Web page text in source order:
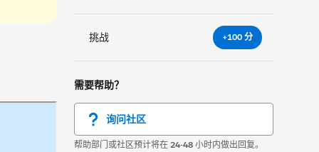
挑战 +100 分
需要帮助？
询问社区
帮助部门或社区预计将在24-48小时内做出回复。